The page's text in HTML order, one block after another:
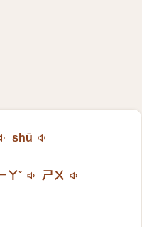
shū
ㄚˇ ㄕㄨ